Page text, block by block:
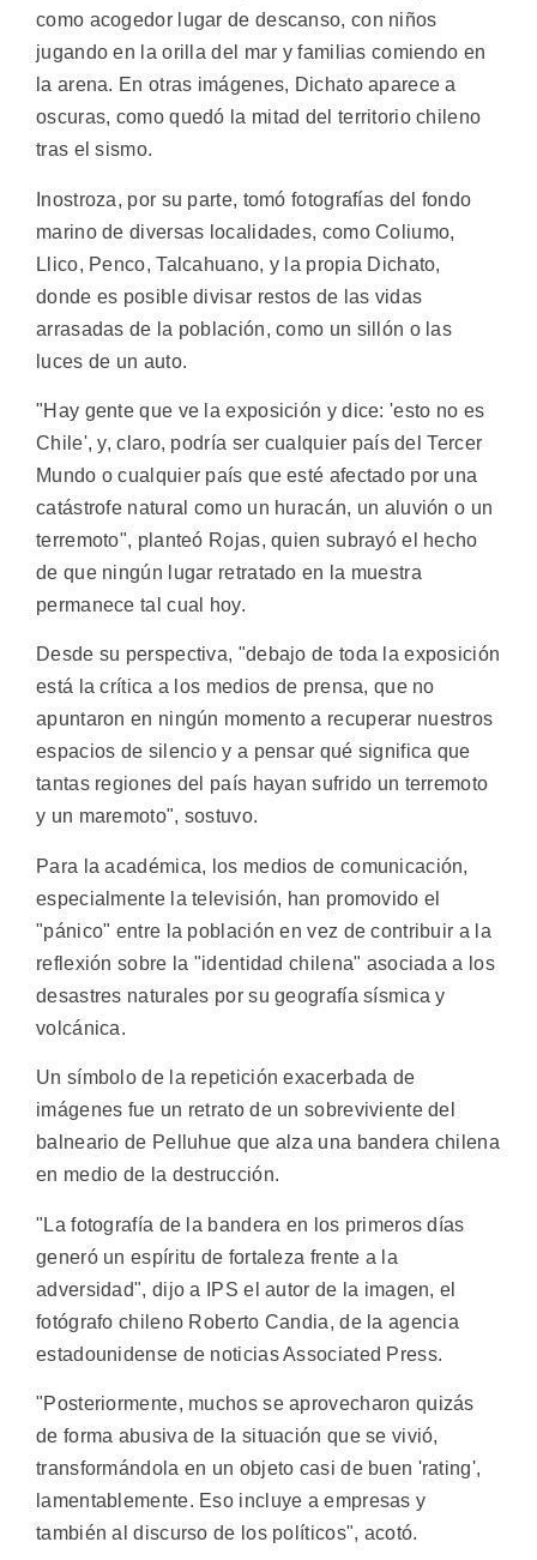
como acogedor lugar de descanso, con niños
jugando en la orilla del mar y familias comiendo en
la arena. En otras imágenes, Dichato aparece a
oscuras, como quedó la mitad del territorio chileno
tras el sismo.
Inostroza, por su parte, tomó fotografías del fondo
marino de diversas localidades, como Coliumo,
Llico, Penco, Talcahuano, y la propia Dichato,
donde es posible divisar restos de las vidas
arrasadas de la población, como un sillón o las
luces de un auto.
"Hay gente que ve la exposición y dice: 'esto no es
Chile', y, claro, podría ser cualquier país del Tercer
Mundo o cualquier país que esté afectado por una
catástrofe natural como un huracán, un aluvión o un
terremoto", planteó Rojas, quien subrayó el hecho
de que ningún lugar retratado en la muestra
permanece tal cual hoy.
Desde su perspectiva, "debajo de toda la exposición
está la crítica a los medios de prensa, que no
apuntaron en ningún momento a recuperar nuestros
espacios de silencio y a pensar qué significa que
tantas regiones del país hayan sufrido un terremoto
y un maremoto", sostuvo.
Para la académica, los medios de comunicación,
especialmente la televisión, han promovido el
"pánico" entre la población en vez de contribuir a la
reflexión sobre la "identidad chilena" asociada a los
desastres naturales por su geografía sísmica y
volcánica.
Un símbolo de la repetición exacerbada de
imágenes fue un retrato de un sobreviviente del
balneario de Pelluhue que alza una bandera chilena
en medio de la destrucción.
"La fotografía de la bandera en los primeros días
generó un espíritu de fortaleza frente a la
adversidad", dijo a IPS el autor de la imagen, el
fotógrafo chileno Roberto Candia, de la agencia
estadounidense de noticias Associated Press.
"Posteriormente, muchos se aprovecharon quizás
de forma abusiva de la situación que se vivió,
transformándola en un objeto casi de buen 'rating',
lamentablemente. Eso incluye a empresas y
también al discurso de los políticos", acotó.